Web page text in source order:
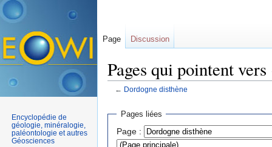
Pages qui pointent
← Dordogne disthène
Pages liées
Page :
Page Discussion
Encyclopédie de
géologie, minéralogie,
paléontologie et autres
Géosciences